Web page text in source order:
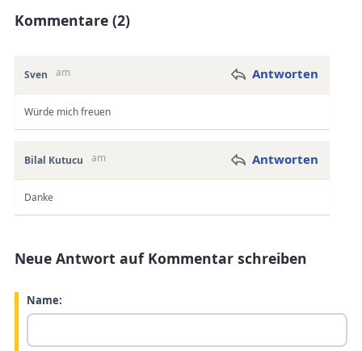
Kommentare (2)
Sven am Antworten
Würde mich freuen
Bilal Kutucu am Antworten
Danke
Neue Antwort auf Kommentar schreiben
Name: